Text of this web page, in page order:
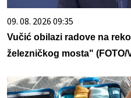
09. 08. 2026 09:35
Vučić obilazi radove na
železničkog mosta" (FOTO/